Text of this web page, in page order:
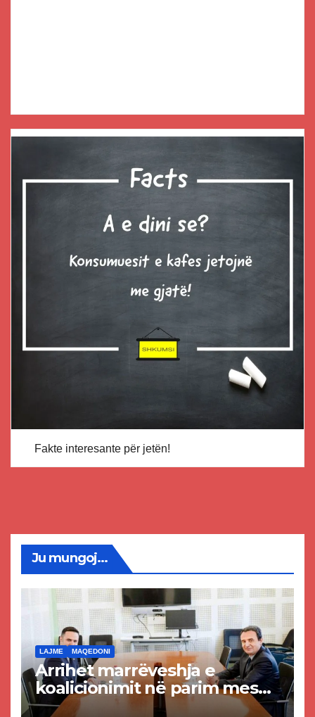
Fakte interesante për jetën!
Ju mungoj...
LAJME MAQEDONI
Arrihet marrëveshja e
koalicionimit në parim mes
Kurtit dhe Abdixhikut